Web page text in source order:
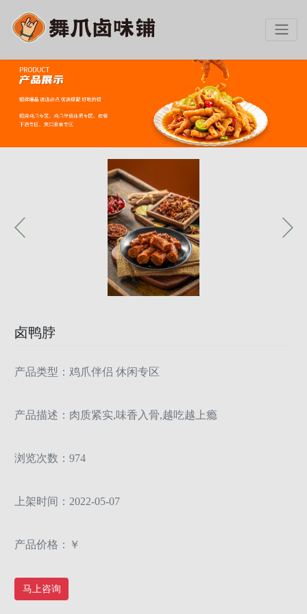
卤鸭脖
产品类型：鸡爪伴侣 休闲专区
产品描述：肉质紧实,味香入骨,越吃越上瘾
浏览次数：974
上架时间：2022-05-07
产品价格：￥
马上咨询